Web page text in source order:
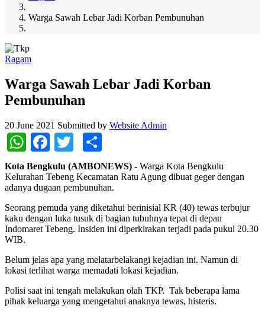
Warga Sawah Lebar Jadi Korban Pembunuhan
Ragam
Warga Sawah Lebar Jadi Korban
Pembunuhan
20 June 2021 Submitted by Website Admin
WhatsApp
Facebook
Twitter
Kota Bengkulu (AMBONEWS) - Warga Kota Bengkulu
Kelurahan Tebeng Kecamatan Ratu Agung dibuat geger dengan
adanya dugaan pembunuhan.
Seorang pemuda yang diketahui berinisial KR (40) tewas terbujur
kaku dengan luka tusuk di bagian tubuhnya tepat di depan
Indomaret Tebeng. Insiden ini diperkirakan terjadi pada pukul 20.30
WIB.
Belum jelas apa yang melatarbelakangi kejadian ini. Namun di
lokasi terlihat warga memadati lokasi kejadian.
Polisi saat ini tengah melakukan olah TKP. Tak beberapa lama
pihak keluarga yang mengetahui anaknya tewas, histeris.